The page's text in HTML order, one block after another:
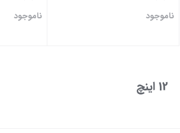
ناموجود ناموجود
12 اینچ